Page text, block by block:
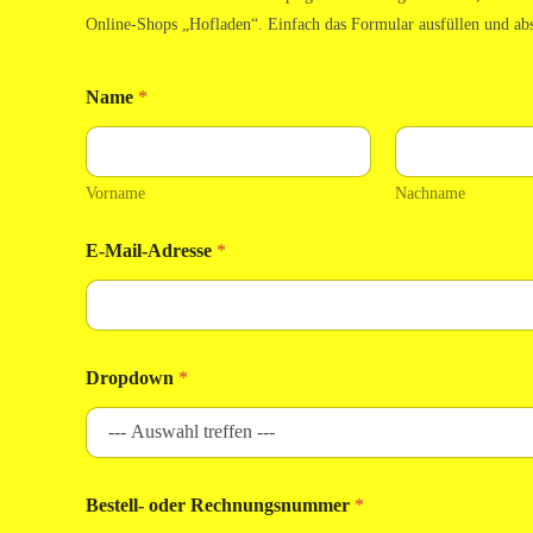
Online-Shops „Hofladen“. Einfach das Formular ausfüllen und
Name *
Vorname Nachname
f
a
l
D
r
o
d
w
E-Mail-Adresse *
Dropdown *
Bestell- oder Rechnungsnummer *